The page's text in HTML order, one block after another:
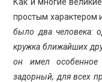
простым
было два человека:
кружка ближайших
он имел
задорный, для всех